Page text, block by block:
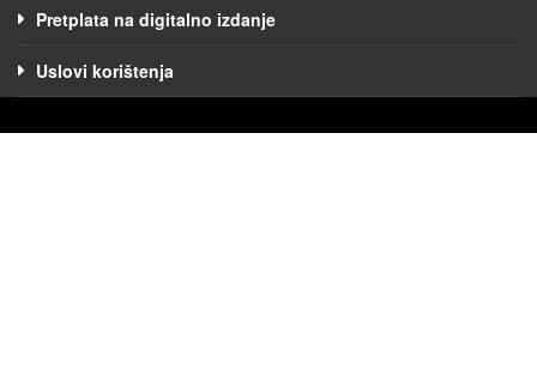
Pretplata na digitalno izdanje
Uslovi korištenja